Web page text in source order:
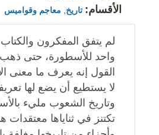
الأقسام: تاريخ معاجم وقواميس
لم يتفق المفكرون
واحد للأسطورة، حتى
القول إنه يعرف ما معنى
لا يستطيع أن يضع لها
وتاريخ الشعوب مليء
تكتنز في ثناياها